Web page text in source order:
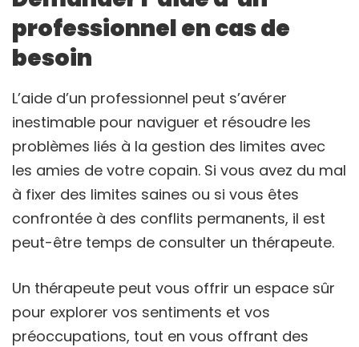
professionnel en cas de
besoin
L’aide d’un professionnel peut s’avérer
inestimable pour naviguer et résoudre les
problèmes liés à la gestion des limites avec
les amies de votre copain. Si vous avez du mal
à fixer des limites saines ou si vous êtes
confrontée à des conflits permanents, il est
peut-être temps de consulter un thérapeute.
Un thérapeute peut vous offrir un espace sûr
pour explorer vos sentiments et vos
préoccupations, tout en vous offrant des